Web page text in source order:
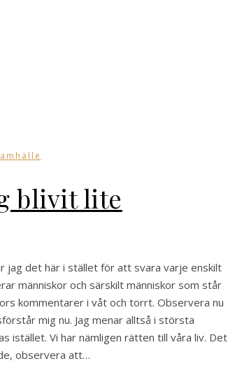
blivit lite
jag det här i stället för att svara varje enskilt
människor och särskilt människor som står
kommentarer i våt och torrt. Observera nu
mig nu. Jag menar alltså i största
istället. Vi har nämligen rätten till våra liv. Det
observera att…